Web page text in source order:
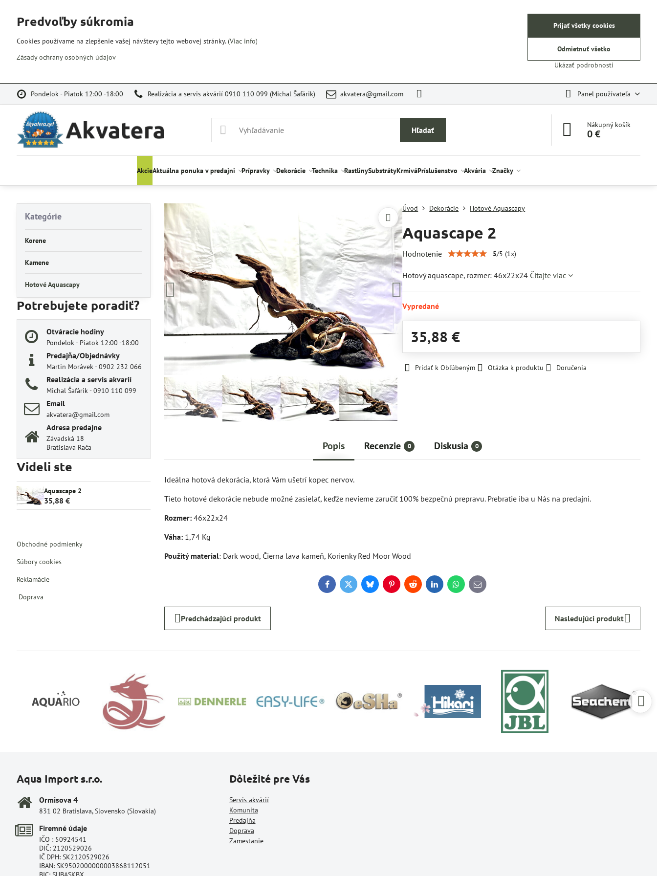
Pondelok - Piatok 12:00 -18:00 Realizácia a servis akvárií 0910 110 099 (Michal Šafárik) akvatera@gmail.com Panel používateľa
Hľadať
Nákupný košík
0 €
AkcieAktuálna ponuka v predajni Prípravky Dekorácie Technika RastlinySubstrátyKrmiváPríslušenstvo Akvária Značky
Úvod Dekorácie Hotové Aquascapy
Aquascape 2
Hodnotenie 5/5 (1x)
Hotový aquascape, rozmer: 46x22x24 Čítajte viac
Vypredané
35,88 €
Pridať k Obľúbeným Otázka k produktu Doručenia
Popis Recenzie 0 Diskusia 0
Ideálna hotová dekorácia, ktorá Vám ušetrí kopec nervov.
Tieto hotové dekorácie nebude možné zasielať, keďže nevieme zaručiť 100% bezpečnú prepravu. Prebratie iba u Nás na predajni.
Rozmer: 46x22x24
Váha: 1,74 Kg
Použitý material: Dark wood, Čierna lava kameň, Korienky Red Moor Wood
FacebookTwitterBlueskyPinterestRedditLinkedInWhatsApp
E-
mail
Predchádzajúci produkt Nasledujúci produkt
Kategórie
Korene
Kamene
Hotové Aquascapy
Potrebujete poradiť?
Otváracie hodiny
Pondelok - Piatok 12:00 -18:00
Predajňa/Objednávky
Martin Morávek - 0902 232 066
Realizácia a servis akvarií
Michal Šafárik - 0910 110 099
Email
akvatera@gmail.com
Adresa predajne
Závadská 18
Bratislava Rača
Videli ste
Aquascape 2
35,88 €
Obchodné podmienky
Súbory cookies
Reklamácie
Doprava
Aqua Import s.r.o.
Ormisova 4
831 02 Bratislava, Slovensko (Slovakia)
Firemné údaje
IČO : 50924541
DIČ: 2120529026
IČ DPH: SK2120529026
IBAN: SK9502000000003868112051
Dôležité pre Vás
Servis akvárií
Komunita
Predajňa
Doprava
Zamestanie
Predvoľby súkromia
Cookies používame na zlepšenie vašej návštevy tejto webovej stránky.(Viac info)
Zásady ochrany osobných údajov
Ukázať podrobnosti
Prijať všetky cookies
Odmietnuť všetko